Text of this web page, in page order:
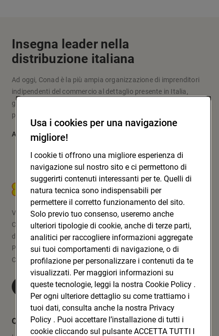
Insegna leader nella
distribuzione italiana
Ad oggi, Conad è la più ampia organizzazione di imprenditori
indipendenti del commercio al dettaglio presente in Italia,
grazie a un modello originale d’impresa e fare la spesa che
pone al centro le persone: i soci, i clienti, la comunità.
Approfondisci
CONAD SOC. COOP.
Via Michelino, 59 | 40127 BOLOGNA
Codice Fiscale e Registro Imprese
di Bologna 00865960157
PARTITA IVA 03320960374
CONAD SOC. COOP.
Visita Conad.it
Quicklinks
Usa i cookies per una navigazione
migliore!
I cookie ti offrono una migliore esperienza di
navigazione sul nostro sito e ci permettono di
suggerirti contenuti interessanti per te. Quelli di
natura tecnica sono indispensabili per
permettere il corretto funzionamento del sito.
Solo previo tuo consenso, useremo anche
ulteriori tipologie di cookie, anche di terze parti,
analitici per raccogliere informazioni aggregate
sui tuoi comportamenti di navigazione, o di
profilazione per personalizzare i contenuti da te
visualizzati. Per maggiori informazioni su
queste tecnologie, leggi la nostra Cookie Policy .
Per ogni ulteriore dettaglio su come trattiamo i
tuoi dati, consulta anche la nostra Privacy
Policy . Puoi accettare l’installazione di tutti i
cookie cliccando sul pulsante ACCETTA TUTTI I